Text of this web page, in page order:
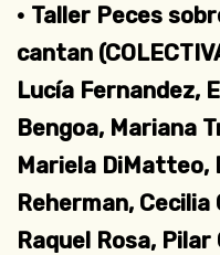
• Taller Peces
cantan
Lucía Fernandez,
Bengoa, Mariana
Mariela DiMatteo,
Reherman, Cecilia
Raquel Rosa, Pilar